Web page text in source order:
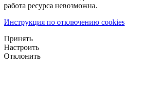
работа ресурса невозможна.
Инструкция по отключению cookies
Принять
Настроить
Отклонить